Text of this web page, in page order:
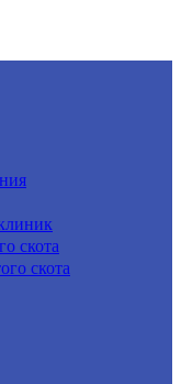
скота
скота